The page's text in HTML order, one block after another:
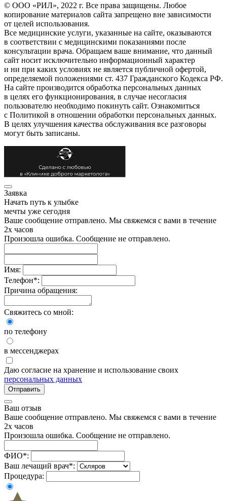
© ООО «РИЛ», 2022 г. Все права защищены. Любое
копирование материалов сайта запрещено вне зависимости
от целей использования.
Все медицинские услуги, указанные на сайте, оказываются
в соответствии с медицинскими показаниями после
консультации врача. Обращаем ваше внимание, что данный
сайт носит исключительно информационный характер
и ни при каких условиях не является публичной офертой,
определяемой положениями ст. 437 Гражданского Кодекса РФ.
На сайте производится обработка персональных данных
в целях его функционирования, в случае несогласия
пользователю необходимо покинуть сайт. Ознакомиться
с Политикой в отношении обработки персональных данных.
В целях улучшения качества обслуживания все разговоры
могут быть записаны.
Заявка
Начать путь к улыбке
мечты уже сегодня
Ваше сообщение отправлено. Мы свяжемся с вами в течение
2х часов
Произошла ошибка. Сообщение не отправлено.
Имя:
Телефон*:
Причина обращения:
Свяжитесь со мной:
по телефону
в мессенджерах
Даю согласие на хранение и использование своих
персональных данных
Отправить
Ваш отзыв
Ваше сообщение отправлено. Мы свяжемся с вами в течение
2х часов
Произошла ошибка. Сообщение не отправлено.
ФИО*:
Ваш лечащий врач*:
Процедура: